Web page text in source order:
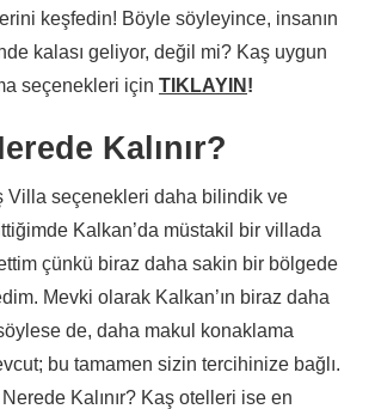
keşfedin! Böyle söyleyince, insanın
kalası geliyor, değil mi? Kaş uygun
seçenekleri için TIKLAYIN !
Kalınır?
Villa seçenekleri daha bilindik ve
Kalkan’da müstakil bir villada
çünkü biraz daha sakin bir bölgede
Mevki olarak Kalkan’ın biraz daha
de, daha makul konaklama
bu tamamen sizin tercihinize bağlı.
Kalınır? Kaş otelleri ise en